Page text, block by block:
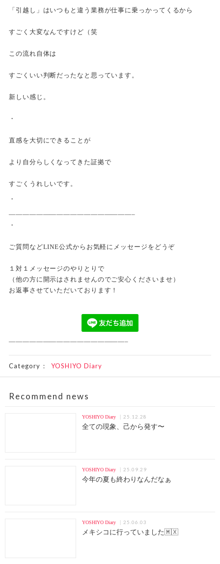
「引越し」はいつもと違う業務が仕事に乗っかってくるから
すごく大変なんですけど（笑
この流れ自体は
すごくいい判断だったなと思っています。
新しい感じ。
・
直感を大切にできることが
より自分らしくなってきた証拠で
すごくうれしいです。
・
——————————————————–
・
ご質問などLINE公式からお気軽にメッセージをどうぞ
１対１メッセージのやりとりで
（他の方に開示はされませんのでご安心くださいませ）
お返事させていただいております！
—————————————————–
Category： YOSHIYO Diary
Recommend news
YOSHIYO Diary 25.12.28
全ての現象、己から発す〜
YOSHIYO Diary 25.09.29
今年の夏も終わりなんだなぁ
YOSHIYO Diary 25.06.03
メキシコに行っていました🇲🇽